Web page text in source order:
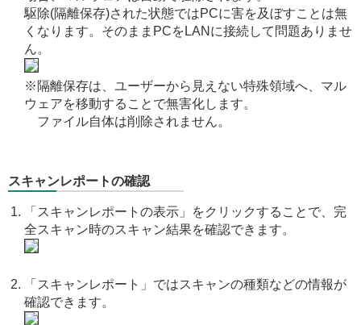
駆除(隔離保存)された状態ではPCに害を及ぼすことは無
くなります。そのままPCをLANに接続して問題ありませ
ん。
※隔離保存は、ユーザーから見えない特殊領域へ、マル
ウェアを移動することで無害化します。
ファイル自体は削除されません。
スキャンレポートの確認
「スキャンレポートの表示」をクリックすることで、完
全スキャン時のスキャン結果を確認できます。
「スキャンレポート」ではスキャンの種類などの情報が
確認できます。